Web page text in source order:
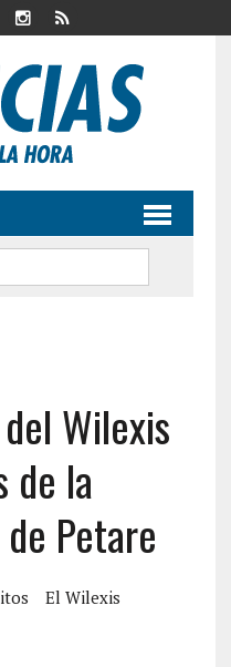
Wilexis
de la
Petare
El Wilexis